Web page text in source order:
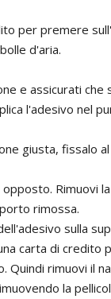
per premere
d'aria.
e assicurati che
l'adesivo nel
giusta, fissalo
Rimuovi
rimossa.
sulla
carta di credito
Quindi rimuovi il
la